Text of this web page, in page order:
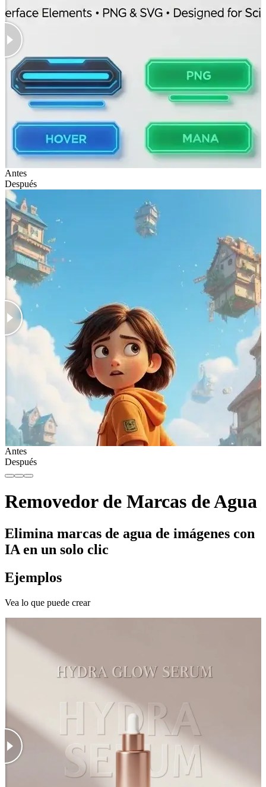
Antes
Después
Antes
Después
Removedor de Marcas de Agua
Elimina marcas de agua de imágenes con
IA en un solo clic
Ejemplos
Vea lo que puede crear